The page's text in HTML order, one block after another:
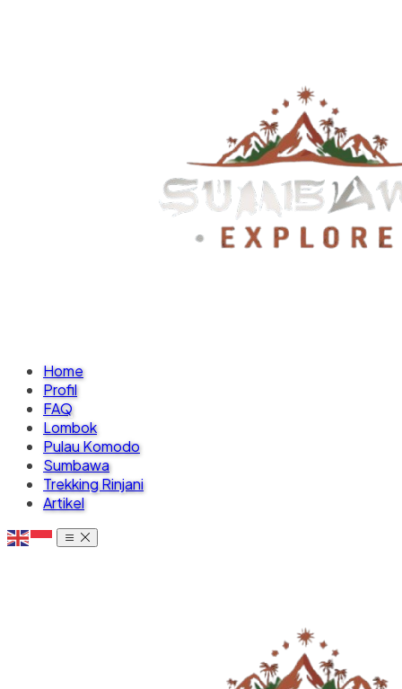
Home
Profil
FAQ
Lombok
Pulau Komodo
Sumbawa
Trekking Rinjani
Artikel